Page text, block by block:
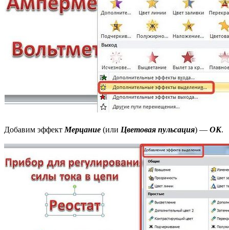
Добавим эффект Мерцание (или Цветовая пульсация) — ОК.